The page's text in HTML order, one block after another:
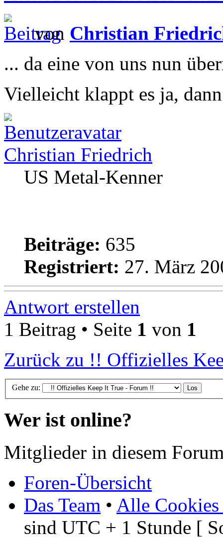
von Christian
... da eine von uns nun
Vielleicht klappt es ja,
Christian Friedrich
US Metal-Kenner
Beiträge: 635
Registriert: 27. März
Antwort erstellen
1 Beitrag • Seite 1 von 1
Zurück zu !! Offizielles
Gehe zu:
Wer ist online?
Mitglieder in diesem
Foren-Übersicht
Das Team • Alle Cookies
sind UTC + 1 Stunde [